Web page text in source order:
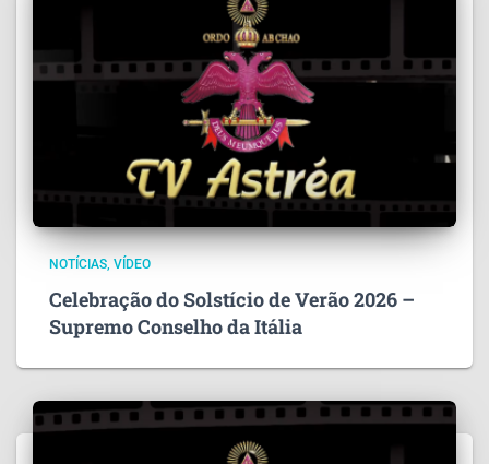
NOTÍCIAS VÍDEO
Celebração do Solstício de Verão 2026 –
Supremo Conselho da Itália